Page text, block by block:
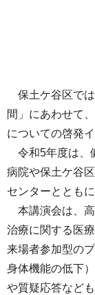
保土ケ谷区では
間」にあわせて
についての啓発
令和5年度は、
病院や保土ケ谷
センターととも
本講演会は、高
治療に関する医療
来場者参加型の
身体機能の低下
や質疑応答など